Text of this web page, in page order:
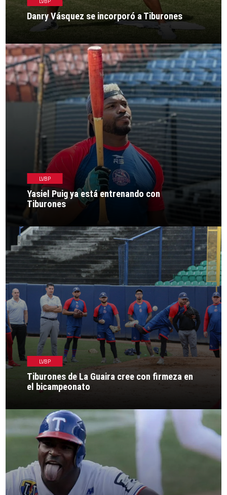
Danry Vásquez se incorporó a Tiburones
LVBP
Yasiel Puig ya está entrenando con
Tiburones
LVBP
Tiburones de La Guaira cree con firmeza en
el bicampeonato